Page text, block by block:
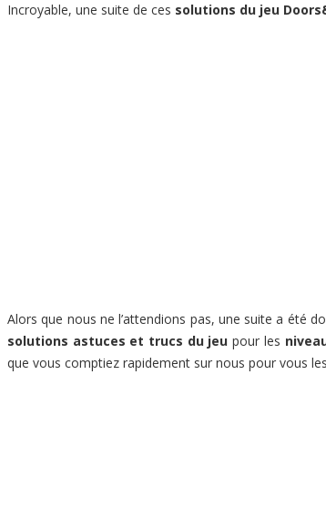
Incroyable, une suite de ces solutions du jeu
Alors que nous ne l’attendions pas, une suite a été
solutions astuces et trucs du jeu pour les
que vous comptiez rapidement sur nous pour vous